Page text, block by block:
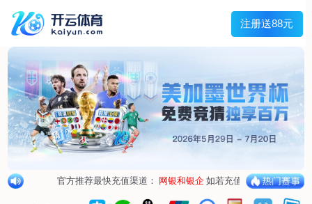
Menu
网站首页
关于我们
产品中心
荣誉资质
厂区设备
人才招聘
新闻中心
销售网点